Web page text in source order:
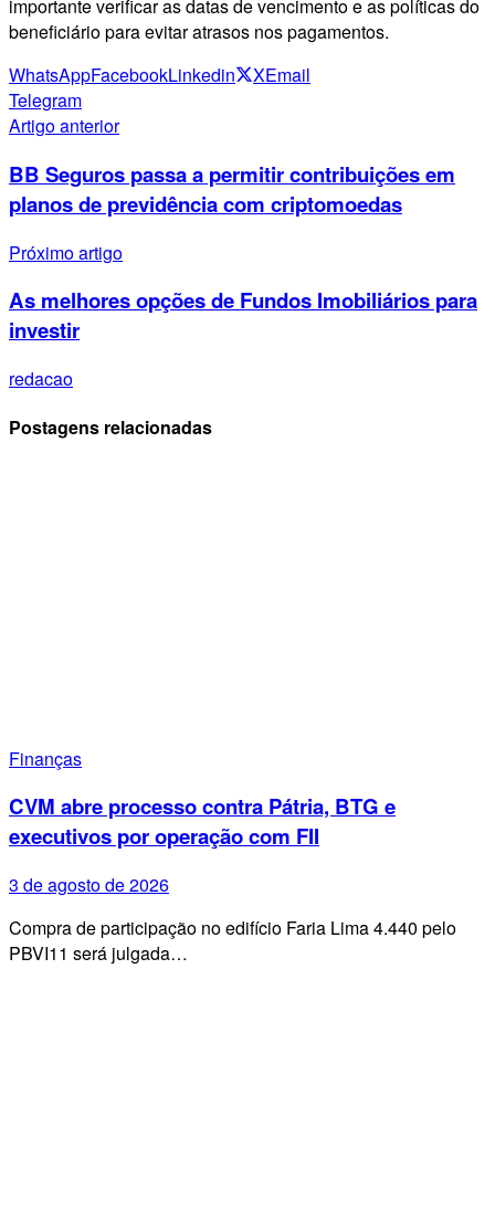
importante verificar as datas de vencimento e as políticas do
beneficiário para evitar atrasos nos pagamentos.
WhatsAppFacebookLinkedin XEmail
Telegram
Artigo anterior
BB Seguros passa a permitir contribuições em
planos de previdência com criptomoedas
Próximo artigo
As melhores opções de Fundos Imobiliários para
investir
redacao
Postagens relacionadas
Finanças
CVM abre processo contra Pátria, BTG e
executivos por operação com FII
3 de agosto de 2026
Compra de participação no edifício Faria Lima 4.440 pelo
PBVI11 será julgada…